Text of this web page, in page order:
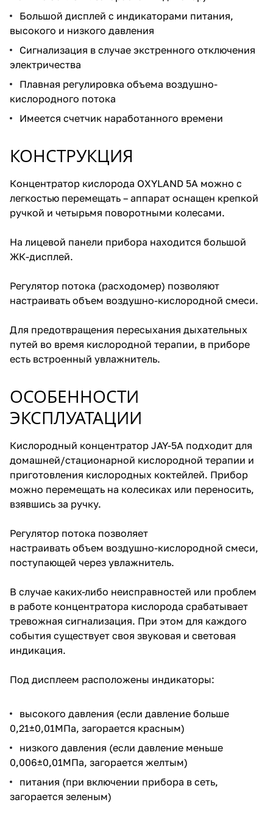
Большой дисплей с индикаторами питания,
высокого и низкого давления
Сигнализация в случае экстренного отключения
электричества
Плавная регулировка объема воздушно-
кислородного потока
Имеется счетчик наработанного времени
КОНСТРУКЦИЯ
Концентратор кислорода OXYLAND 5A можно с
легкостью перемещать – аппарат оснащен крепкой
ручкой и четырьмя поворотными колесами.
На лицевой панели прибора находится большой
ЖК-дисплей.
Регулятор потока (расходомер) позволяют
настраивать объем воздушно-кислородной смеси.
Для предотвращения пересыхания дыхательных
путей во время кислородной терапии, в приборе
есть встроенный увлажнитель.
ОСОБЕННОСТИ
ЭКСПЛУАТАЦИИ
Кислородный концентратор JAY-5A подходит для
домашней/стационарной кислородной терапии и
приготовления кислородных коктейлей. Прибор
можно перемещать на колесиках или переносить,
взявшись за ручку.
Регулятор потока позволяет
настраивать объем воздушно-кислородной смеси,
поступающей через увлажнитель.
В случае каких-либо неисправностей или проблем
в работе концентратора кислорода срабатывает
тревожная сигнализация. При этом для каждого
события существует своя звуковая и световая
индикация.
Под дисплеем расположены индикаторы:
высокого давления (если давление больше
0,21±0,01МПа, загорается красным)
низкого давления (если давление меньше
0,006±0,01МПа, загорается желтым)
питания (при включении прибора в сеть,
загорается зеленым)